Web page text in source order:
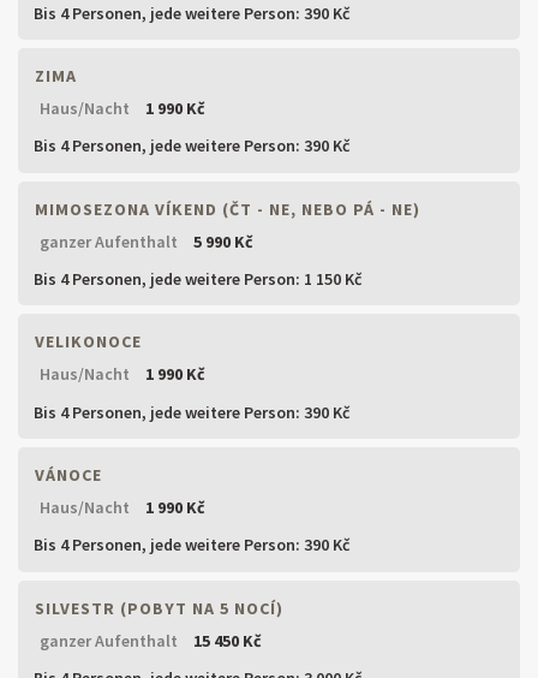
Bis 4 Personen, jede weitere Person: 390 Kč
ZIMA
Haus/Nacht
1 990 Kč
Bis 4 Personen, jede weitere Person: 390 Kč
MIMOSEZONA VÍKEND (ČT - NE, NEBO PÁ - NE)
ganzer Aufenthalt
5 990 Kč
Bis 4 Personen, jede weitere Person: 1 150 Kč
VELIKONOCE
Haus/Nacht
1 990 Kč
Bis 4 Personen, jede weitere Person: 390 Kč
VÁNOCE
Haus/Nacht
1 990 Kč
Bis 4 Personen, jede weitere Person: 390 Kč
SILVESTR (POBYT NA 5 NOCÍ)
ganzer Aufenthalt
15 450 Kč